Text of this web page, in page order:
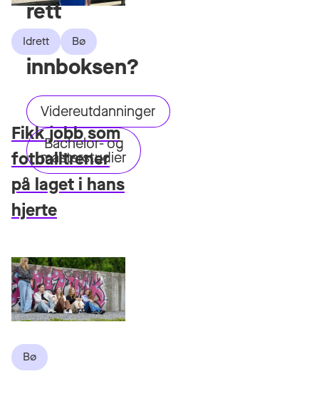
rett
i
innboksen?
Videreutdanninger
Bachelor- og
masterstudier
Idrett Bø
Fikk jobb som
fotballtrener
på laget i hans
hjerte
Bø